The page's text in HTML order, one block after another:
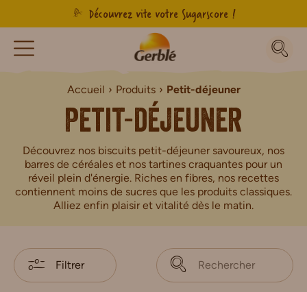
Découvrez vite votre Sugarscore !
Accueil Produits Petit-déjeuner
Petit-déjeuner
Découvrez nos biscuits petit-déjeuner savoureux, nos
barres de céréales et nos tartines craquantes pour un
réveil plein d'énergie. Riches en fibres, nos recettes
contiennent moins de sucres que les produits classiques.
Alliez enfin plaisir et vitalité dès le matin.
Filtrer